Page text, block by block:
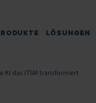
LÖSUNGEN
KI das ITSM transformiert